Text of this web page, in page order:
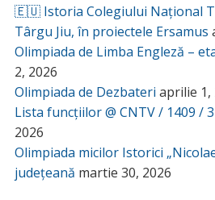
🇪🇺 Istoria Colegiului Național
Târgu Jiu, în proiectele Ersamus
Olimpiada de Limba Engleză –
2, 2026
Olimpiada de Dezbateri aprilie 1,
Lista funcțiilor @ CNTV / 1409 /
2026
Olimpiada micilor Istorici
județeană martie 30, 2026